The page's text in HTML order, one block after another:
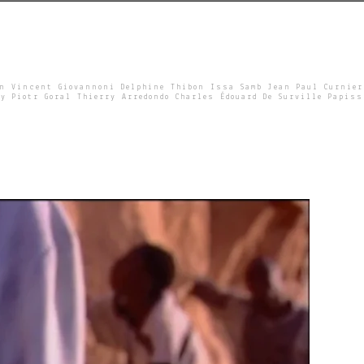
Vincent Giovannoni Delphine Thibon Issa Samb Jean Paul Curnier
Piotr Goral Thierry Arredondo Charles Édouard De Surville Papiss